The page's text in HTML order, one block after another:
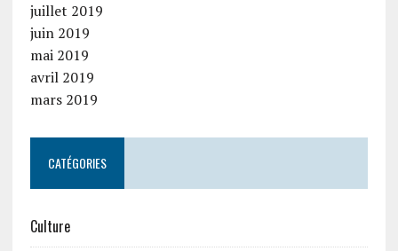
juillet 2019
juin 2019
mai 2019
avril 2019
mars 2019
CATÉGORIES
Culture